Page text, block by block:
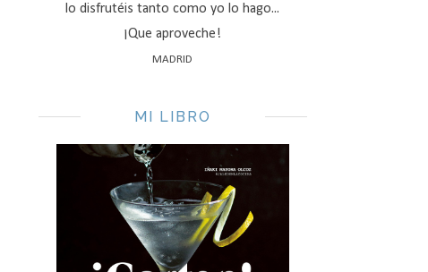
lo disfrutéis tanto como yo lo hago...
¡Que aproveche!
MADRID
MI LIBRO